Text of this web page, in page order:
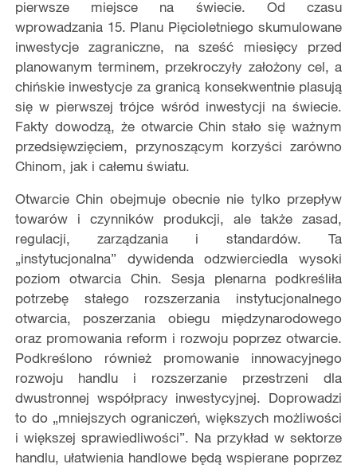
pierwsze miejsce na świecie. Od czasu
wprowadzania 15. Planu Pięcioletniego skumulowane
inwestycje zagraniczne, na sześć miesięcy przed
planowanym terminem, przekroczyły założony cel, a
chińskie inwestycje za granicą konsekwentnie plasują
się w pierwszej trójce wśród inwestycji na świecie.
Fakty dowodzą, że otwarcie Chin stało się ważnym
przedsięwzięciem, przynoszącym korzyści zarówno
Chinom, jak i całemu światu.
Otwarcie Chin obejmuje obecnie nie tylko przepływ
towarów i czynników produkcji, ale także zasad,
regulacji, zarządzania i standardów. Ta
„instytucjonalna” dywidenda odzwierciedla wysoki
poziom otwarcia Chin. Sesja plenarna podkreśliła
potrzebę stałego rozszerzania instytucjonalnego
otwarcia, poszerzania obiegu międzynarodowego
oraz promowania reform i rozwoju poprzez otwarcie.
Podkreślono również promowanie innowacyjnego
rozwoju handlu i rozszerzanie przestrzeni dla
dwustronnej współpracy inwestycyjnej. Doprowadzi
to do „mniejszych ograniczeń, większych możliwości
i większej sprawiedliwości”. Na przykład w sektorze
handlu, ułatwienia handlowe będą wspierane poprzez